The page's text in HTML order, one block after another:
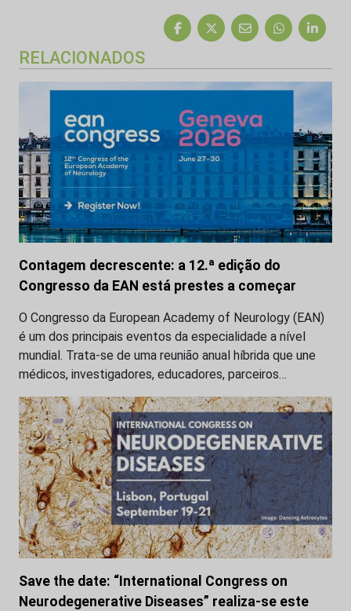
RELACIONADOS
Contagem decrescente: a 12.ª edição do
Congresso da EAN está prestes a começar
O Congresso da European Academy of Neurology (EAN)
é um dos principais eventos da especialidade a nível
mundial. Trata-se de uma reunião anual híbrida que une
médicos, investigadores, educadores, parceiros…
Save the date: “International Congress on
Neurodegenerative Diseases” realiza-se este